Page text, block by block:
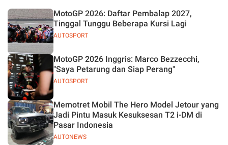
AUTOSPORT
MotoGP 2026: Daftar Pembalap 2027,
Tinggal Tunggu Beberapa Kursi Lagi
AUTOSPORT
MotoGP 2026 Inggris: Marco Bezzecchi,
"Saya Petarung dan Siap Perang"
AUTONEWS
Memotret Mobil The Hero Model Jetour yang
Jadi Pintu Masuk Kesuksesan T2 i-DM di
Pasar Indonesia